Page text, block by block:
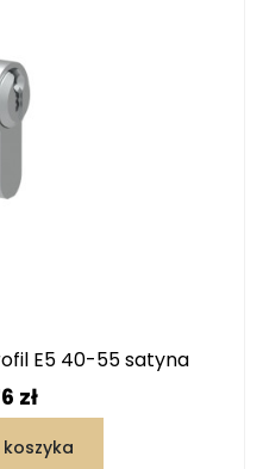
E5 40-55 satyna
zł